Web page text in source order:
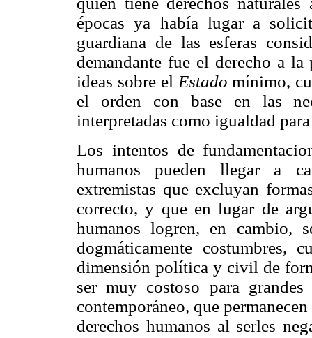
épocas ya había lugar a
guardiana de las esferas
demandante fue el derecho a
ideas sobre el Estadomínimo,
el orden con base en las
interpretadas como igualdad
Los intentos de
humanos pueden llegar a
extremistas que excluyan
correcto, y que en lugar de
humanos logren, en cambio,
dogmáticamente costumbres,
dimensión política y civil de
ser muy costoso para
contemporáneo, que
derechos humanos al serles